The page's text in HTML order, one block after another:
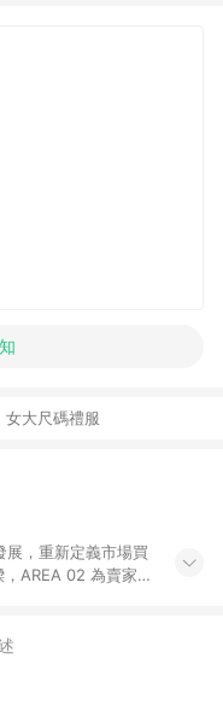
女大尺碼禮服
展，重新定義市場買
AREA 02 為賣家提